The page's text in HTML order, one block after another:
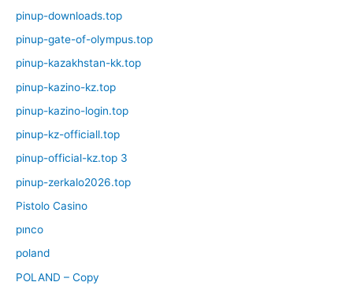
pinup-downloads.top
pinup-gate-of-olympus.top
pinup-kazakhstan-kk.top
pinup-kazino-kz.top
pinup-kazino-login.top
pinup-kz-officiall.top
pinup-official-kz.top 3
pinup-zerkalo2026.top
Pistolo Casino
pınco
poland
POLAND – Copy